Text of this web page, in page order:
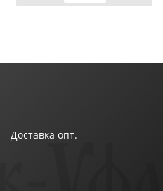
Доставка опт.